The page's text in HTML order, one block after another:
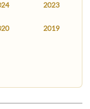
2023
2019